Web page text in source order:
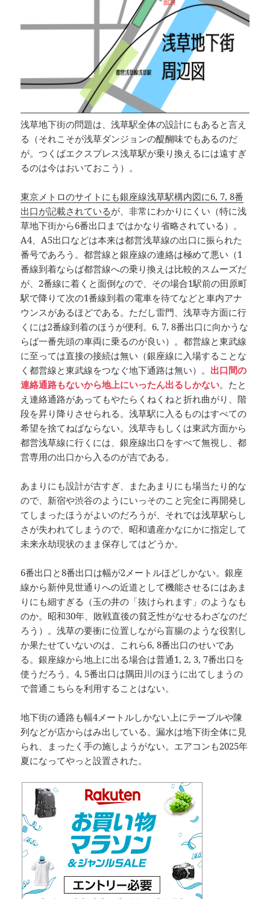
浅草地下街の問題は、浅草駅全体の設計にもあると言え
る（それこそが浅草ダンジョンの醍醐味でもあるのだ
が。つくばエクスプレス浅草駅が乗り換えるには遠すぎ
るのは今はおいておこう）。
東京メトロのサイトにも銀座線浅草駅構内図に6, 7, 8番
出口が記載されているが、非常にわかりにくい（特に浅
草地下街から6番出口まではかなり省略されている）。
A4、A5出口などは本来は都営浅草線の出口に振られた
番号であろう。都営線と銀座線の連絡は極めて悪い（1
番線到着ならば都営線への乗り換えは比較的スムーズだ
が、2番線に着くと面倒なので、その場合1駅前の田原町
駅で降りて次の1番線到着の電車を待てなどと車内アナ
ウンスがあるほどである。ただし雷門、浅草寺方面に行
くには2番線到着のほうが便利。6, 7, 8番出口に向かうな
らば一番先頭の車両に乗るのが良い）。都営線と東武線
に至っては直接の接続は無い（銀座線に入場することな
く都営線と東武線をつなぐ地下通路は無い）。 出口間の
連絡通路もないから地上にいったん出るしかない。たと
え連絡通路があってもやたらくねくねと折れ曲がり、階
段を昇り降りさせられる。浅草駅に入るものはすべての
希望を捨てねばならない。浅草寺もしくは東武方面から
都営浅草線に行くには、銀座線出口をすべて無視し、都
営専用の出口から入るのが吉である。
あまりにも設計が古すぎ、またあまりにも場当たり的な
ので、新宿や渋谷のようにいっそのこと完全に再開発し
てしまったほうがよいのだろうが、それでは浅草駅らし
さが失われてしまうので、昭和遺産かなにかに指定して
未来永劫現状のまま保存してはどうか。
6番出口と8番出口は幅が2メートルほどしかない。銀座
線から新仲見世通りへの近道として機能させるにはあま
りにも細すぎる（玉の井の「抜けられます」のようなも
のか。昭和30年、敗戦直後の貧乏性がなせるわざなのだ
ろう）。浅草の要衝に位置しながら盲腸のような役割し
か果たせていないのは、これら6, 8番出口のせいであ
る。銀座線から地上に出る場合は普通1, 2, 3, 7番出口を
使うだろう。4, 5番出口は隅田川のほうに出てしまうの
で普通こちらを利用することはない。
地下街の通路も幅4メートルしかない上にテーブルや陳
列などが店からはみ出している。漏水は地下街全体に見
られ、まったく手の施しようがない。エアコンも2025年
夏になってやっと設置された。